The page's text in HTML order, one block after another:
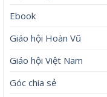
Ebook
Giáo hội Hoàn Vũ
Giáo hội Việt Nam
Góc chia sẻ